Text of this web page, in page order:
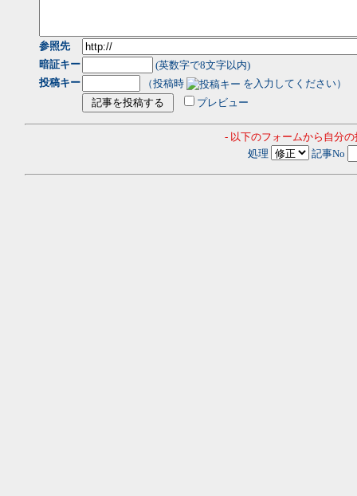
参照先
暗証キー
(英数字で8文字以内)
投稿キー
（投稿時
を入力してください）
プレビュー
- 以下のフォームから自分
処理
記事No